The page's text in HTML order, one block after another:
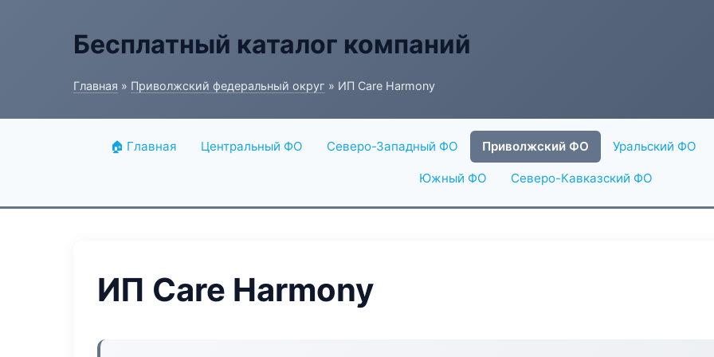
Бесплатный каталог компаний
Главная » Приволжский федеральный округ » ИП Care Harmony
🏠 Главная Центральный ФО Северо-Западный ФО Приволжский ФО Уральский ФО
Южный ФО Северо-Кавказский ФО
ИП Care Harmony